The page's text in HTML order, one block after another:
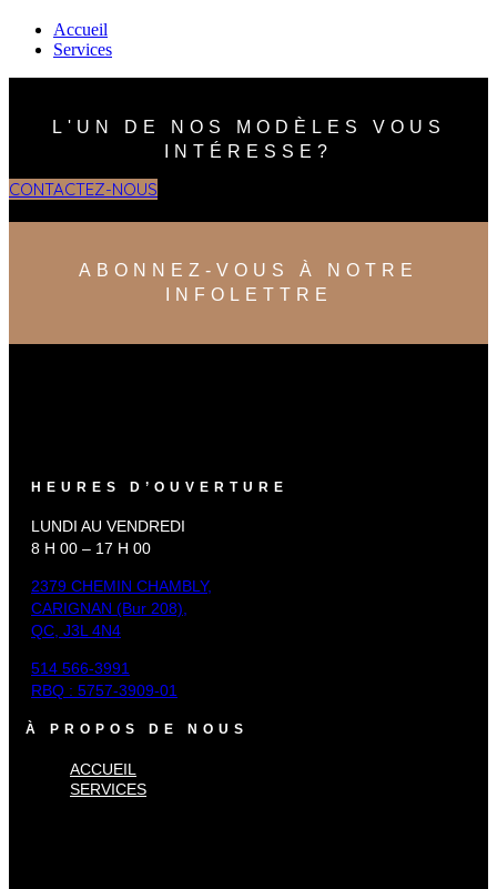
Accueil
Services
L'UN DE NOS MODÈLES VOUS
INTÉRESSE?
CONTACTEZ-NOUS
ABONNEZ-VOUS À NOTRE
INFOLETTRE
HEURES D’OUVERTURE
LUNDI AU VENDREDI
8 H 00 – 17 H 00
2379 CHEMIN CHAMBLY,
CARIGNAN (Bur 208),
QC, J3L 4N4
514 566-3991
RBQ : 5757-3909-01
À PROPOS DE NOUS
ACCUEIL
SERVICES